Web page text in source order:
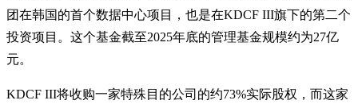
团在韩国的首个数据中心项目，也是在KDCF III旗下的第二个
投资项目。这个基金截至2025年底的管理基金规模约为27亿
元。
KDCF III将收购一家特殊目的公司的约73%实际股权，而这家